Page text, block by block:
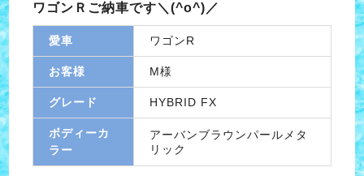
ワゴンＲご納車です＼(^o^)／
愛車 ワゴンR
お客様 M様
グレード HYBRID FX
ボディーカ
ラー
アーバンブラウンパールメタ
リック